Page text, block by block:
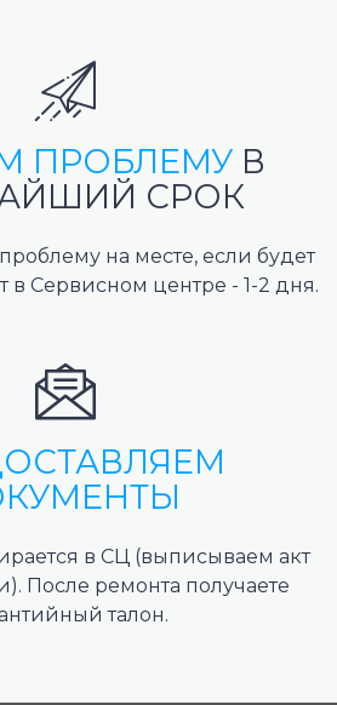
ПРОБЛЕМУ В
СРОК
на месте, если будет
в Сервисном центре - 1-2 дня.
в СЦ (выписываем акт
После ремонта получаете
талон.